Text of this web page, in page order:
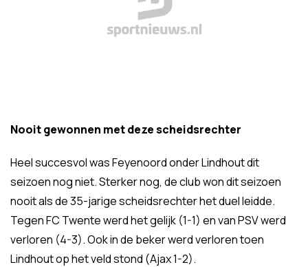
Nooit gewonnen met deze scheidsrechter
Heel succesvol was Feyenoord onder Lindhout dit
seizoen nog niet. Sterker nog, de club won dit seizoen
nooit als de 35-jarige scheidsrechter het duel leidde.
Tegen FC Twente werd het gelijk (1-1) en van PSV werd
verloren (4-3). Ook in de beker werd verloren toen
Lindhout op het veld stond (Ajax 1-2).